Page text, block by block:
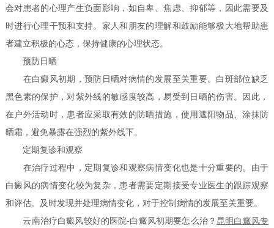
会对患者的心理产生负面影响，如自卑、焦虑、抑郁等，因此需要及
时进行心理干预和支持。家人和朋友的理解和鼓励能够极大地帮助患
者建立积极的心态，保持健康的心理状态。
预防日晒
在白癜风初期，预防日晒对病情的发展至关重要。白斑部位缺乏
黑色素的保护，对紫外线的敏感度较高，易受到日晒的伤害。因此，
在户外活动时，患者应采取有效的防晒措施，使用遮阳物品、涂抹防
晒霜，避免暴露在强烈的紫外线下。
定期复诊和观察
在治疗过程中，定期复诊和观察病情变化也是十分重要的。由于
白癜风的病情变化较为复杂，患者需要定期接受专业医生的跟踪观察
和评估。及时发现并处理病情变化，对于控制病情的发展至关重要。
云南治疗白癜风较好的医院-白癜风初期要怎么治？ 昆明白癜风专